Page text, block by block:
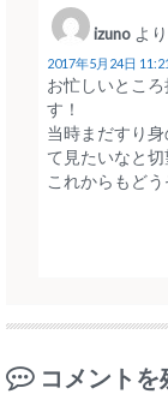
izuno よ
2017年5月24日
お忙しいとこ
す！
当時まだすり
て見たいなと切
これからもど
コメントを